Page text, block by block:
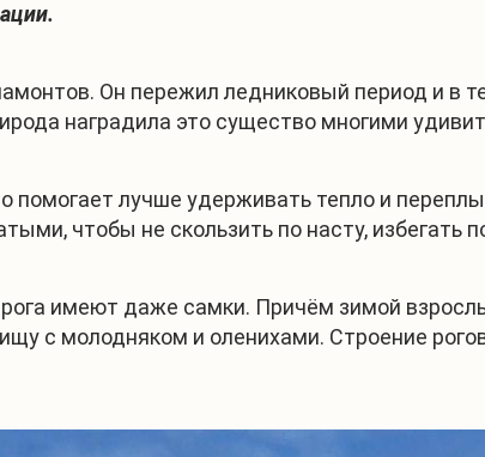
Он пережил ледниковый период и в
наградила это существо многими
помогает лучше удерживать тепло и
чтобы не скользить по насту, избегать
рога имеют даже самки. Причём зимой
с молодняком и оленихами. Строение